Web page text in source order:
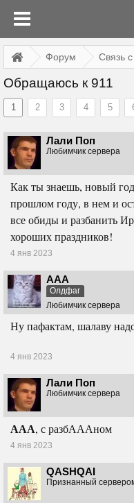
Форум Связь
Обращаюсь к 911
1 2 3 4 5
Лали Поп
Любимчик сервера
Как ты знаешь, новый
прошлом году, в нем и
все обиды и разбанить
хороших праздников!
4 янв 2023
ААА
Олдфаг
Любимчик сервера
Ну пафактам, шалаву
4 янв 2023
Лали Поп
Любимчик сервера
ААА, с разбАААном
4 янв 2023
QASHQAI
Признанный